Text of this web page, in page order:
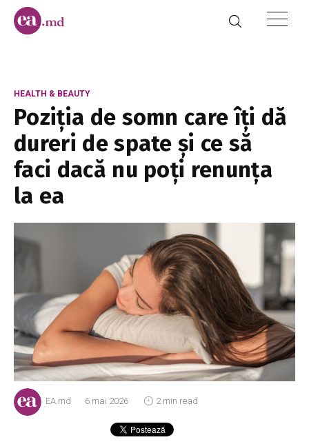
HEALTH & BEAUTY
Poziția de somn care îți dă
dureri de spate și ce să
faci dacă nu poți renunța
la ea
EA.md 6 mai 2026 2 min read